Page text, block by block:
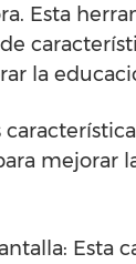
Esta
la
mejorar
Esta